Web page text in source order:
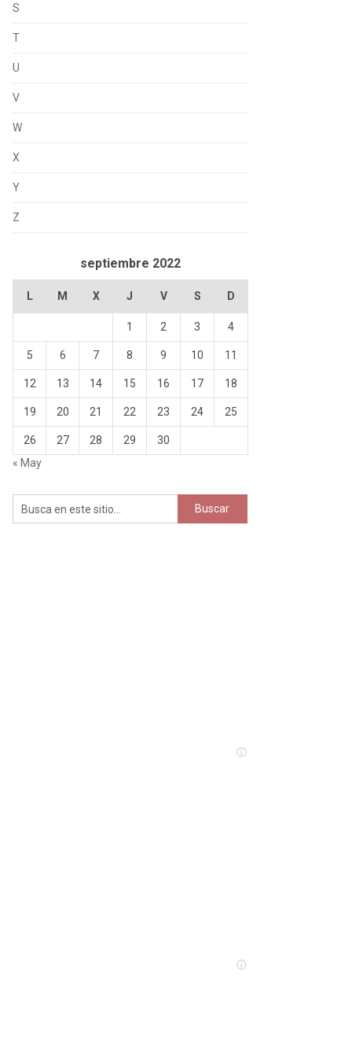
S
T
U
V
W
X
Y
Z
septiembre 2022
L M X J V S D
1 2 3 4
5 6 7 8 9 10 11
12 13 14 15 16 17 18
19 20 21 22 23 24 25
26 27 28 29
30
« May